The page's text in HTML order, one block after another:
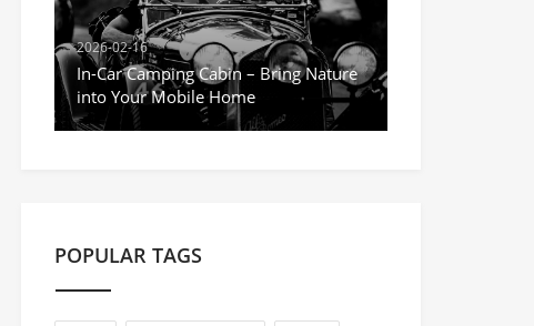
2026-02-16
In-Car Camping Cabin – Bring Nature
into Your Mobile Home
POPULAR TAGS